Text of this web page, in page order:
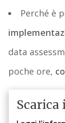
Perché è
data
poche ore,